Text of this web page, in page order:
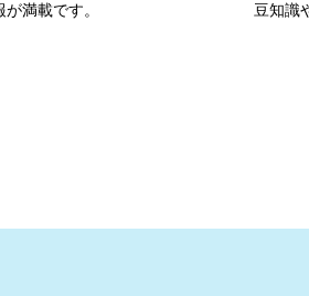
満載です。
豆知識